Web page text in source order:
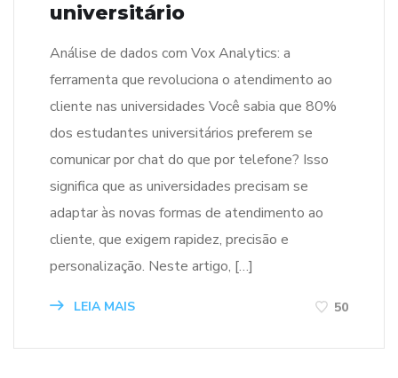
universitário
Análise de dados com Vox Analytics: a
ferramenta que revoluciona o atendimento ao
cliente nas universidades Você sabia que 80%
dos estudantes universitários preferem se
comunicar por chat do que por telefone? Isso
significa que as universidades precisam se
adaptar às novas formas de atendimento ao
cliente, que exigem rapidez, precisão e
personalização. Neste artigo, […]
LEIA MAIS 50